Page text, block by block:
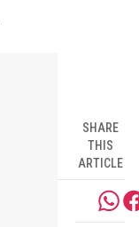
SHARE
THIS
ARTICLE